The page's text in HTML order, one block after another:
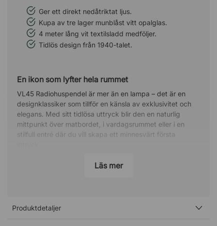
Ger ett direkt nedåtriktat ljus.
Kupa av tre lager munblåst vitt opalglas.
4 meter lång vit textilsladd medföljer.
Tidlös design från 1940-talet.
En ikon som lyfter hela rummet
VL45 Radiohuspendel är mer än en lampa – det är en
designklassiker som tillför en känsla av exklusivitet och
elegans. Med sitt tidlösa uttryck blir den en naturlig
mittpunkt över matbordet, i vardagsrummet eller i en
stilfull entré där du vill skapa ett minnesvärt första
Mjukt ljus med tydlig riktning
sken genom glaset som bidrar till en varm och inbjudande
Läs mer
Produktdetaljer